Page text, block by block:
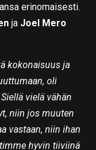
erinomaisesti.
ja Joel Mero
kokonaisuus ja
oli
vielä vähän
niin jos muuten
vastaan, niin ihan
hyvin tiiviinä